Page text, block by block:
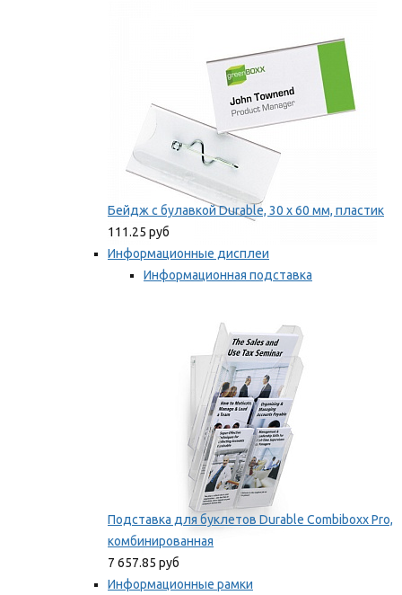
Бейдж с булавкой Durable, 30 х 60 мм, пластик
111.25 руб
Информационные дисплеи
Информационная подставка
Подставка для буклетов Durable Combiboxx Pro,
комбинированная
7 657.85 руб
Информационные рамки